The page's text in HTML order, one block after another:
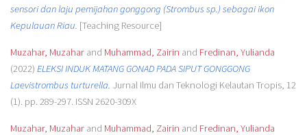
sensori dan laju pemijahan gonggong (Strombus sp.) sebagai ikon
Kepulauan Riau. [Teaching Resource]
Muzahar, Muzaharand Muhammad, Zairin and Fredinan, Yulianda
(2022) ELEKSI INDUK MATANG GONAD PADA SIPUT GONGGONG
Laevistrombus turturella. Jurnal Ilmu dan Teknologi Kelautan Tropis, 12
(1). pp. 289-297. ISSN 2620-309X
Muzahar, Muzaharand Muhammad, Zairin and Fredinan, Yulianda